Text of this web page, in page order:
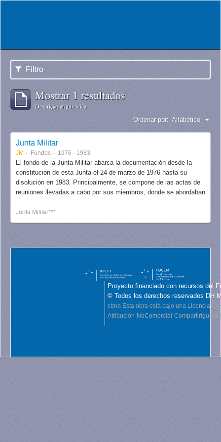
Filtro
Mostrar 1 resultados
Descrição arquivística
Ordenar por: Alfabético
Junta Militar
JM Fundos 1976 - 1983
El fondo de la Junta Militar abarca la documentación desde la
constitución de esta Junta el 24 de marzo de 1976 hasta su
disolución en 1983. Principalmente, se compone de las actas de
reuniones llevadas a cabo por sus miembros, donde se abordaban
...
Junta Militar***
Proyecto financiado con recursos del
© Todos los derechos reservados DH
cbna Esta obra está bajo una Licencia
Atribución-NoComercial-CompartirIgual